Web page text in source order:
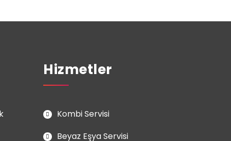
Hizmetler
Kombi Servisi
Beyaz Eşya Servisi